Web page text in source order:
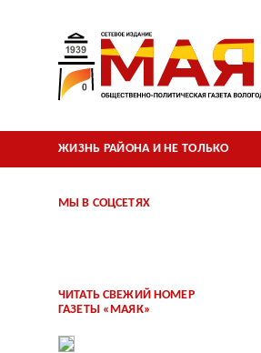
ЖИЗНЬ РАЙОНА И НЕ ТОЛЬКО
МЫ В СОЦСЕТЯХ
ЧИТАТЬ СВЕЖИЙ НОМЕР
ГАЗЕТЫ «МАЯК»